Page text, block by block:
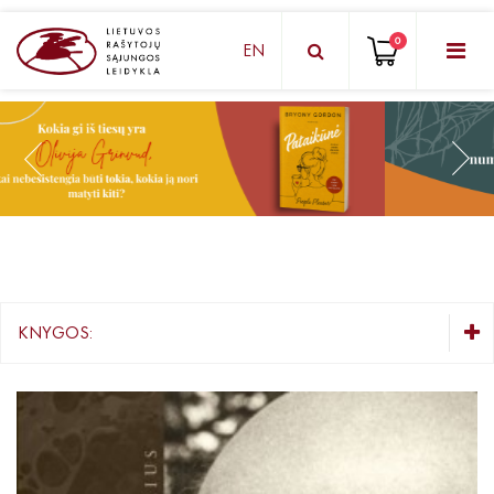
KNYGŲ DĖŽUTĖ - STAIGMENA
Grožinė literatūra
Knygos su autografais
KNYGOS PIGIAU
EN 0
KNYGOS:
Grožinė literatūra
Knygos vaikams ir paaugliams
Negrožinė literatūra